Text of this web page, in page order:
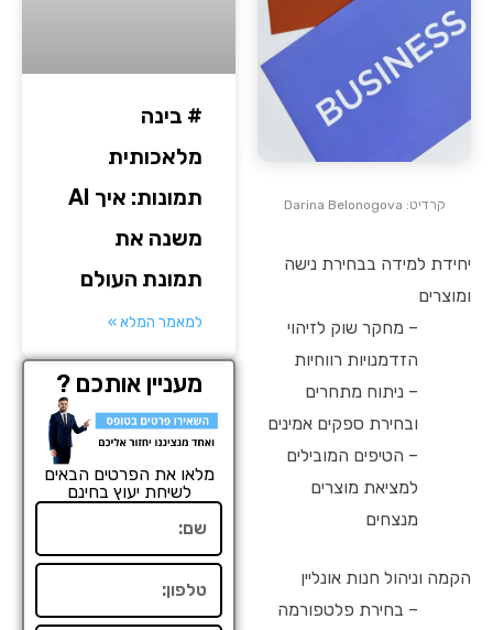
קרדיט: Darina Belonogova
יחידת למידה בבחירת נישה
ומוצרים
– מחקר שוק לזיהוי
הזדמנויות רווחיות
– ניתוח מתחרים
ובחירת ספקים אמינים
– הטיפים המובילים
למציאת מוצרים
מנצחים
הקמה וניהול חנות אונליין
– בחירת פלטפורמה
# בינה
מלאכותית
תמונות: איך AI
משנה את
תמונת העולם
למאמר המלא »
מעניין אותכם ?
מלאו את הפרטים הבאים
לשיחת יעוץ בחינם